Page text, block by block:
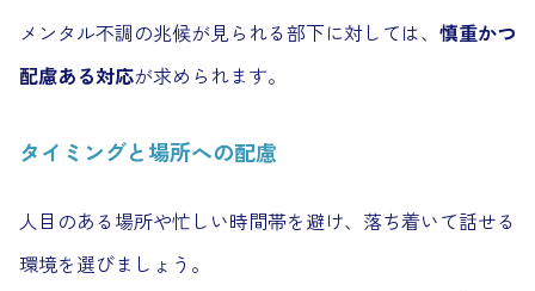
メンタル不調の兆候が見られる部下に対しては、 慎重かつ
配慮ある対応が求められます。
タイミングと場所への配慮
人目のある場所や忙しい時間帯を避け、落ち着いて話せる
環境を選びましょう。